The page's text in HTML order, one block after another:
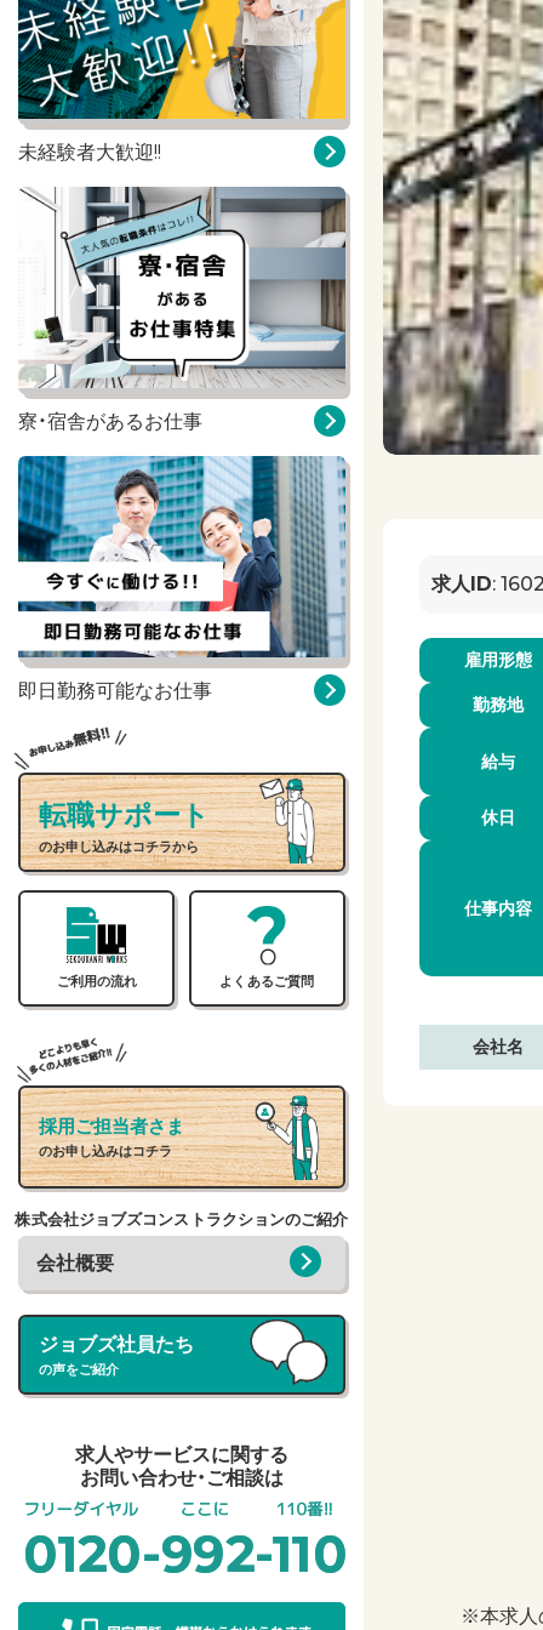
求人ID:
雇用形態
勤務地
給与
休日
仕事内容
会社名
※本求人
未経験者大歓迎!!
寮・宿舎があるお仕事
即日勤務可能なお仕事
転職サポート
のお申し込みはコチラから
ご利用の流れ よくあるご質問
採用ご担当者さま
のお申し込みはコチラ
株式会社ジョブズコンストラクションのご紹介
会社概要
ジョブズ社員たち
の声をご紹介
求人やサービスに関する
お問い合わせ・ご相談は